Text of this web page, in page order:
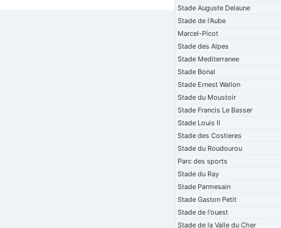
Stade Auguste Delaune
Stade de l'Aube
Marcel-Picot
Stade des Alpes
Stade Mediterranee
Stade Bonal
Stade Ernest Wallon
Stade du Moustoir
Stade Francis Le Basser
Stade Louis II
Stade des Costieres
Stade du Roudourou
Parc des sports
Stade du Ray
Stade Parmesain
Stade Gaston Petit
Stade de l'ouest
Stade de la Valle du Cher